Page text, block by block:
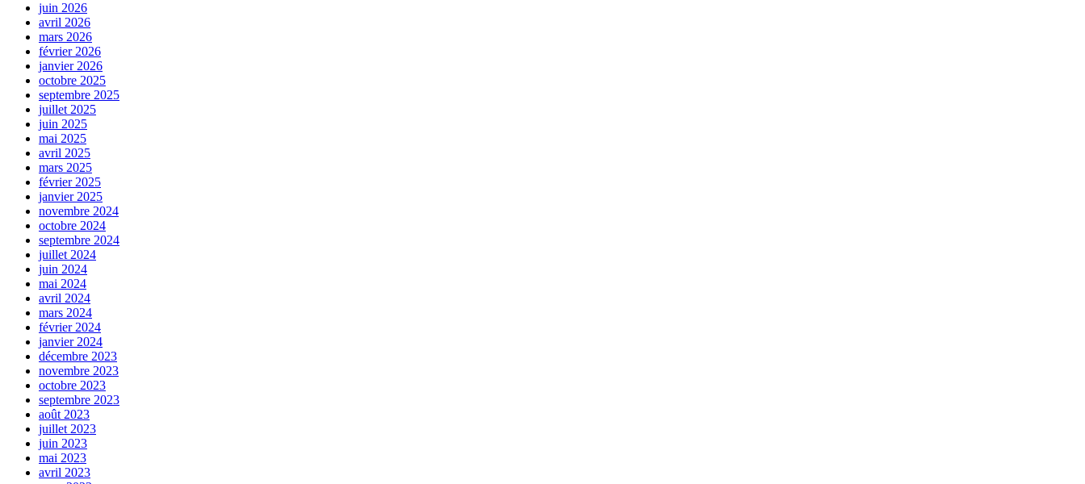
juin 2026
avril 2026
mars 2026
février 2026
janvier 2026
octobre 2025
septembre 2025
juillet 2025
juin 2025
mai 2025
avril 2025
mars 2025
février 2025
janvier 2025
novembre 2024
octobre 2024
septembre 2024
juillet 2024
juin 2024
mai 2024
avril 2024
mars 2024
février 2024
janvier 2024
décembre 2023
novembre 2023
octobre 2023
septembre 2023
août 2023
juillet 2023
juin 2023
mai 2023
avril 2023